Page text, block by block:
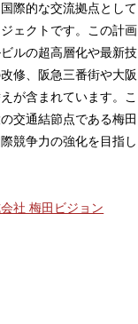
際的な交流拠点として
ェクトです。この計画
ルの超高層化や最新技
修、阪急三番街や大阪
が含まれています。こ
交通結節点である梅田
競争力の強化を目指し
社 梅田ビジョン